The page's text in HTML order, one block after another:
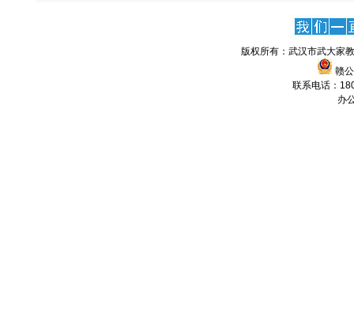
版权所有：武汉市武大家
赣
联系电话：
办